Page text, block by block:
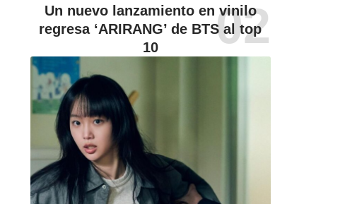
Un nuevo lanzamiento en vinilo
regresa ‘ARIRANG’ de BTS al top
10